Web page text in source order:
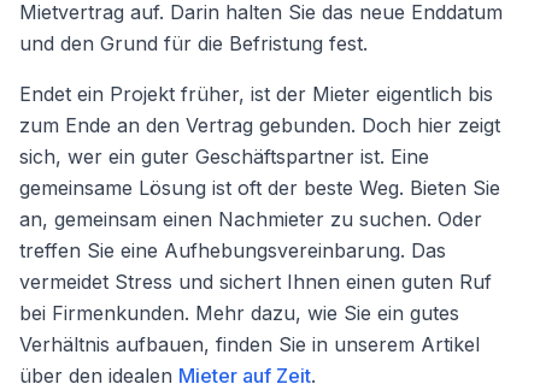
Mietvertrag auf. Darin halten Sie das neue Enddatum
und den Grund für die Befristung fest.
Endet ein Projekt früher, ist der Mieter eigentlich bis
zum Ende an den Vertrag gebunden. Doch hier zeigt
sich, wer ein guter Geschäftspartner ist. Eine
gemeinsame Lösung ist oft der beste Weg. Bieten Sie
an, gemeinsam einen Nachmieter zu suchen. Oder
treffen Sie eine Aufhebungsvereinbarung. Das
vermeidet Stress und sichert Ihnen einen guten Ruf
bei Firmenkunden. Mehr dazu, wie Sie ein gutes
Verhältnis aufbauen, finden Sie in unserem Artikel
über den idealen Mieter auf Zeit.